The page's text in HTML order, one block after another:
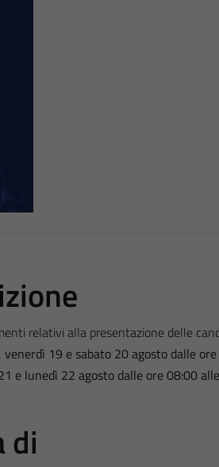
relativi alla presentazione delle
venerdì 19 e sabato20agosto dalle
e lunedì 22 agosto dalle ore 08:00
di